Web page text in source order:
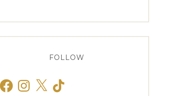
FOLLOW
FacebookInstagram
X TikTok